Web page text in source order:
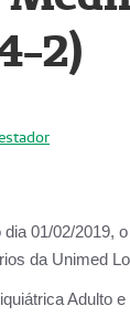
2)
dia 01/02/2019,
da Unimed
Adulto e